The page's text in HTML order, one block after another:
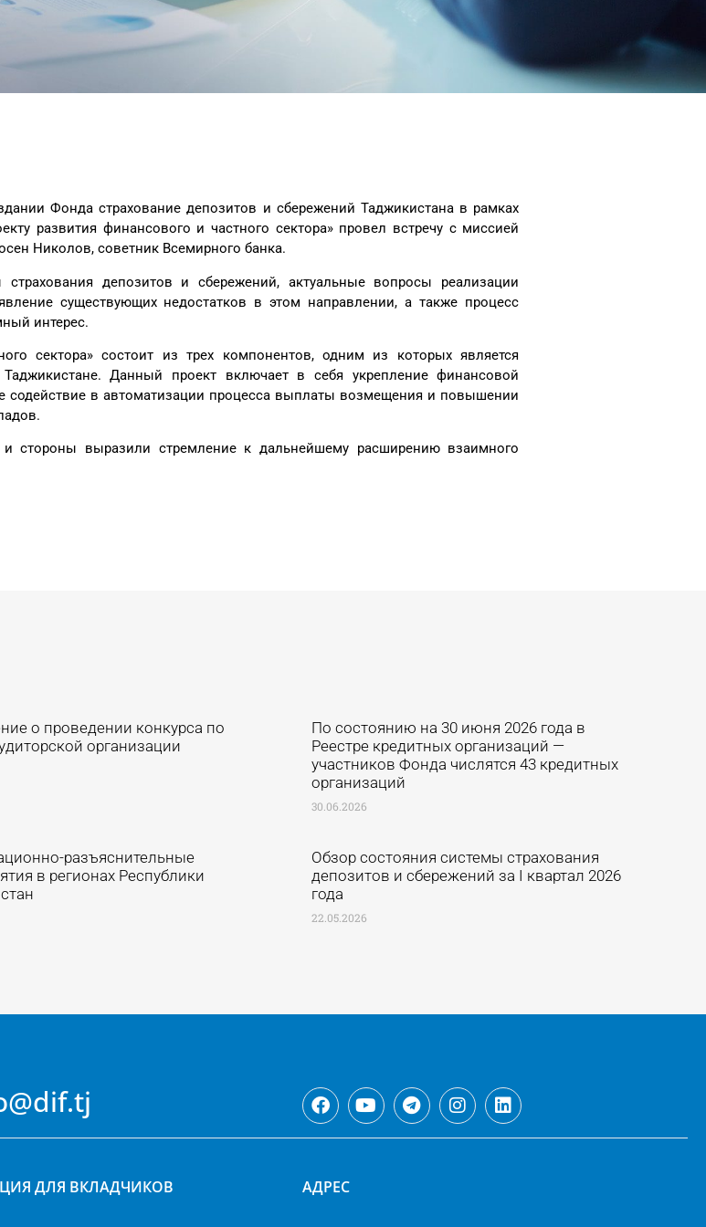
Фонда страхование депозитов и сбережений Таджикистана в рамках
развития финансового и частного сектора» провел встречу с миссией
Николов, советник Всемирного банка.
депозитов и сбережений, актуальные вопросы реализации
существующих недостатков в этом направлении, а также процесс
интерес.
сектора» состоит из трех компонентов, одним из которых является
Данный проект включает в себя укрепление финансовой
содействие в автоматизации процесса выплаты возмещения и повышении
стороны выразили стремление к дальнейшему расширению взаимного
о проведении конкурса по
организации
По состоянию на 30 июня 2026 года в
Реестре кредитных организаций —
участников Фонда числятся 43 кредитных
организаций
30.06.2026
разъяснительные
в регионах Республики
Обзор состояния системы страхования
депозитов и сбережений за I квартал 2026
года
22.05.2026
ДЛЯ ВКЛАДЧИКОВ АДРЕС